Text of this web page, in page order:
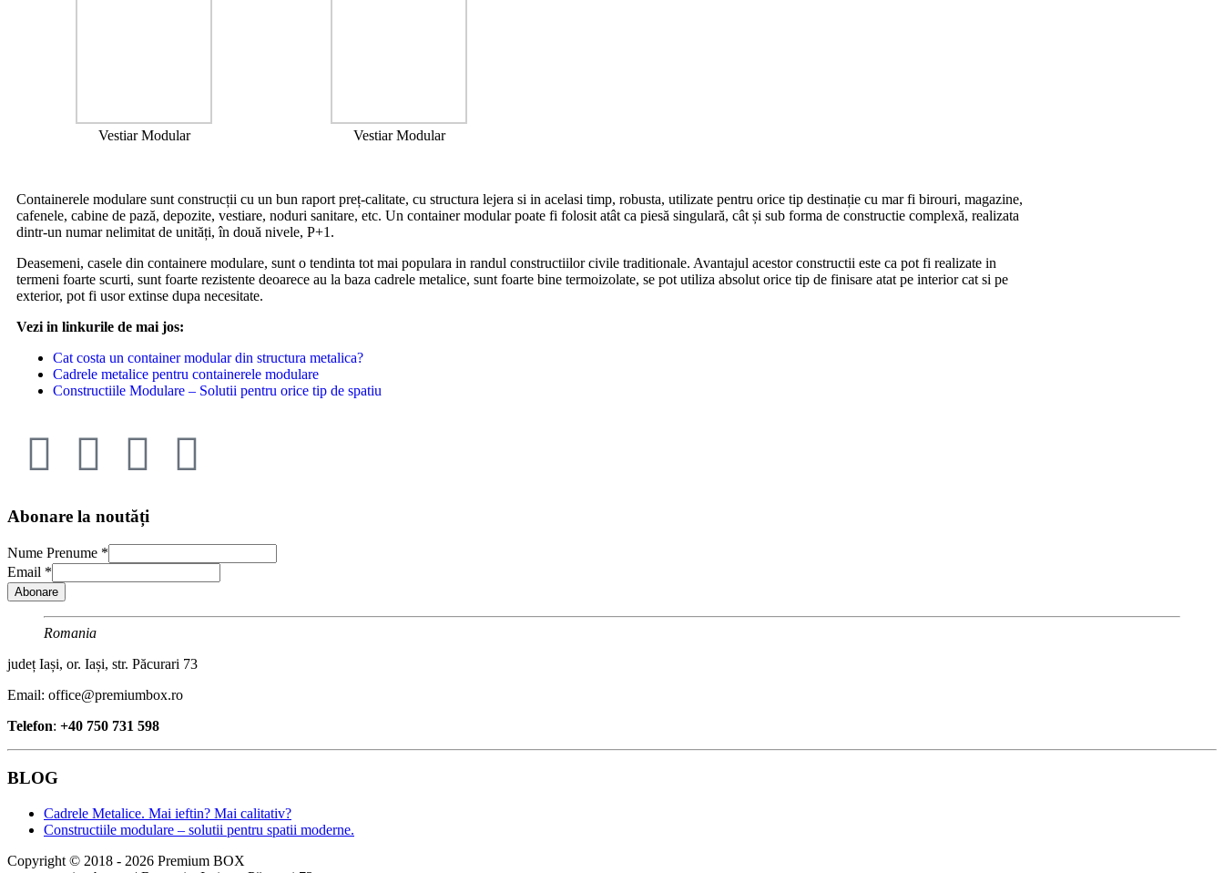
Vestiar Modular Vestiar Modular
Containerele modulare sunt construcții cu un bun raport preț-calitate, cu structura lejera si in acelasi timp, robusta, utilizate pentru orice tip destinație cu mar fi birouri, magazine,
cafenele, cabine de pază, depozite, vestiare, noduri sanitare, etc. Un container modular poate fi folosit atât ca piesă singulară, cât și sub forma de constructie complexă, realizata
dintr-un numar nelimitat de unități, în două nivele, P+1.
Deasemeni, casele din containere modulare, sunt o tendinta tot mai populara in randul constructiilor civile traditionale. Avantajul acestor constructii este ca pot fi realizate in
termeni foarte scurti, sunt foarte rezistente deoarece au la baza cadrele metalice, sunt foarte bine termoizolate, se pot utiliza absolut orice tip de finisare atat pe interior cat si pe
exterior, pot fi usor extinse dupa necesitate.
Vezi in linkurile de mai jos:
Cat costa un container modular din structura metalica?
Cadrele metalice pentru containerele modulare
Constructiile Modulare – Solutii pentru orice tip de spatiu
Abonare la noutăți
Nume Prenume *
Email *
Abonare
Romania
județ Iași, or. Iași, str. Păcurari 73
Email: office@premiumbox.ro
Telefon: +40 750 731 598
BLOG
Cadrele Metalice. Mai ieftin? Mai calitativ?
Constructiile modulare – solutii pentru spatii moderne.
Copyright © 2018 - 2026 Premium BOX